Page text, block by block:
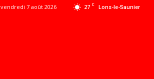
27 C Lons-le-Saunier
vendredi 7 août 2026